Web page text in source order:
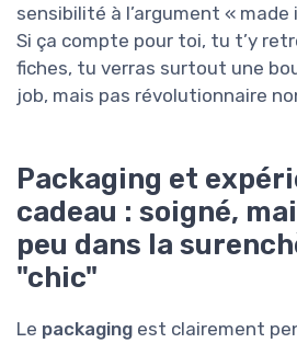
sensibilité à l’argument « made
Si ça compte pour toi, tu t’y
fiches, tu verras surtout une
job, mais pas révolutionnaire
Packaging et
cadeau : soigné,
peu dans la
"chic"
Le packaging est clairement